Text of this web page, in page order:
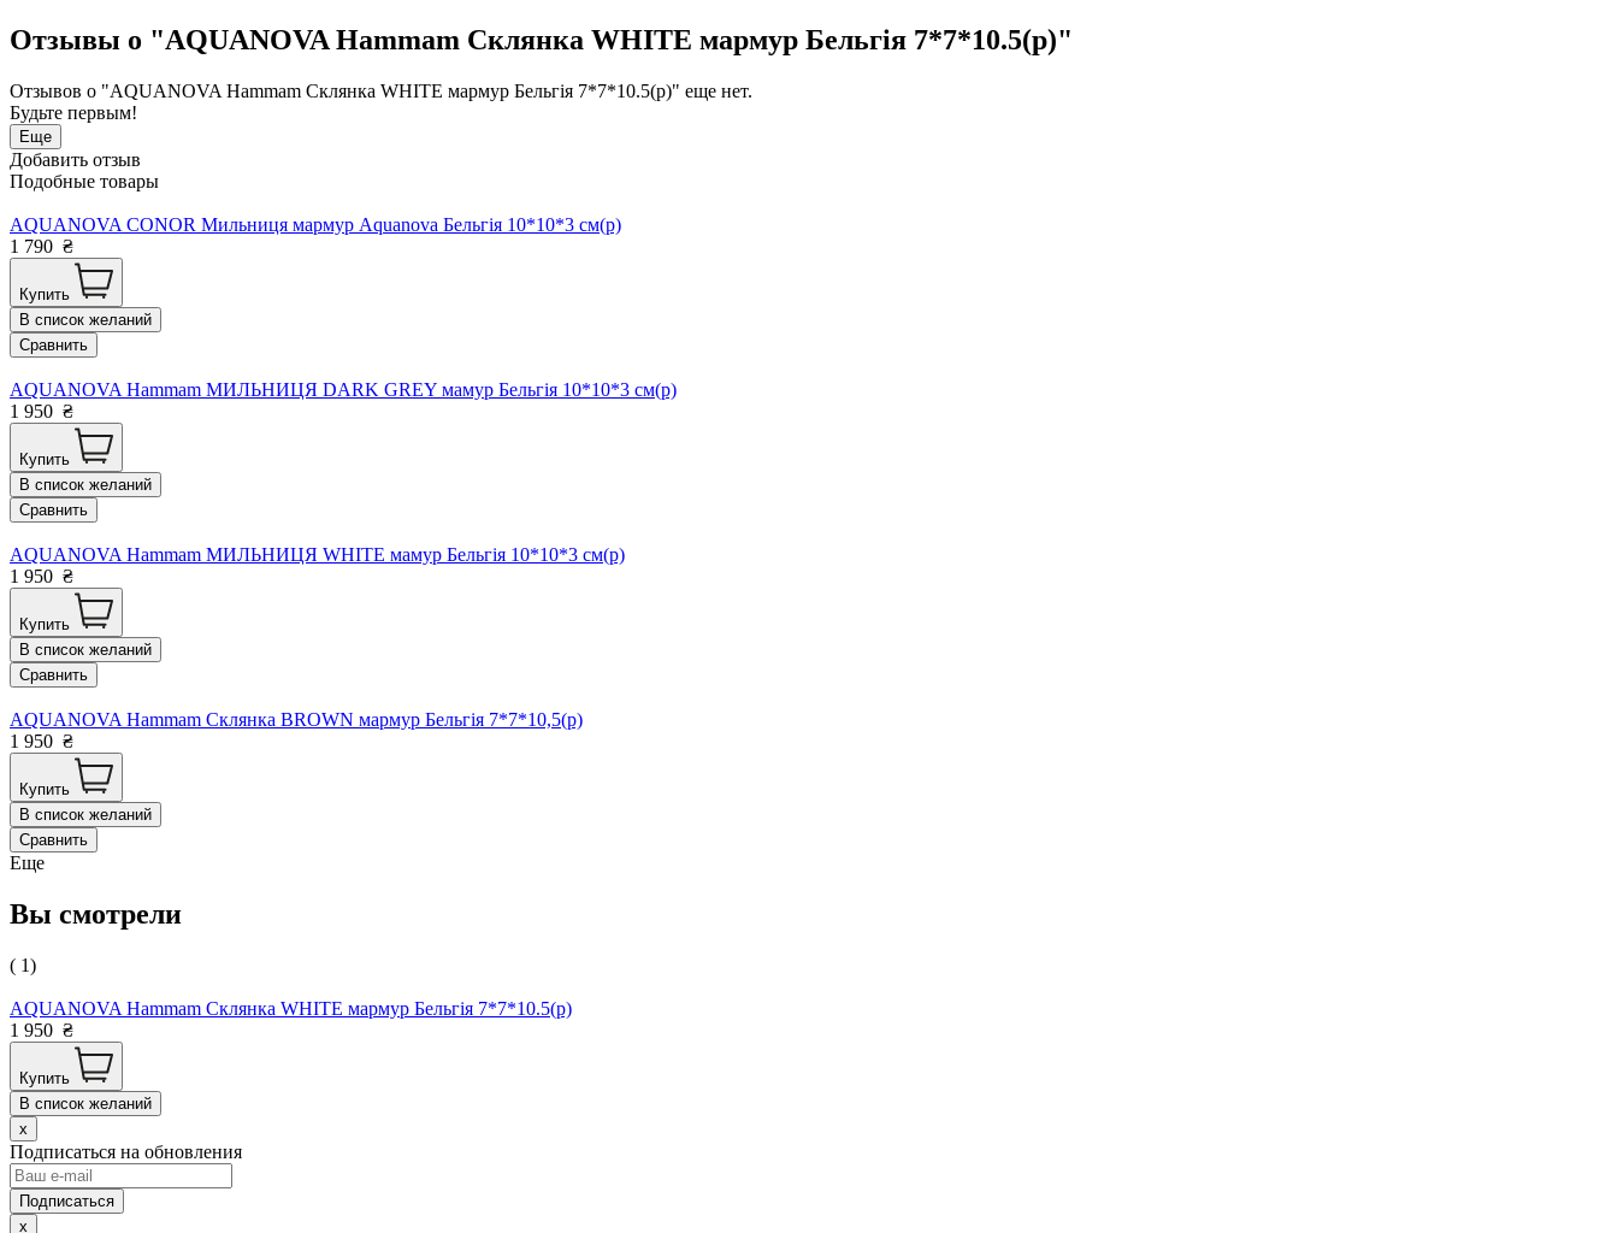
Отзывы о "AQUANOVA Hammam Склянка WHITE мармур Бельгія 7*7*10.5(р)"
Отзывов о "AQUANOVA Hammam Склянка WHITE мармур Бельгія 7*7*10.5(р)" еще нет.
Будьте первым!
Еще
Добавить отзыв
Подобные товары
AQUANOVA CONOR Мильниця мармур Aquanova Бельгія 10*10*3 см(р)
1 790 ₴
Купить
В список желаний
Сравнить
AQUANOVA Hammam МИЛЬНИЦЯ DARK GREY мамур Бельгія 10*10*3 см(р)
1 950 ₴
Купить
В список желаний
Сравнить
AQUANOVA Hammam МИЛЬНИЦЯ WHITE мамур Бельгія 10*10*3 см(р)
1 950 ₴
Купить
В список желаний
Сравнить
AQUANOVA Hammam Склянка BROWN мармур Бельгія 7*7*10,5(р)
1 950 ₴
Купить
В список желаний
Сравнить
Еще
Вы смотрели
( 1)
AQUANOVA Hammam Склянка WHITE мармур Бельгія 7*7*10.5(р)
1 950 ₴
Купить
В список желаний
x
Подписаться на обновления
x